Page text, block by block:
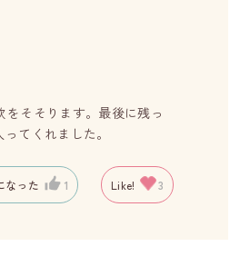
そそります。最後に残っ
てくれました。
なった 1 Like! 3